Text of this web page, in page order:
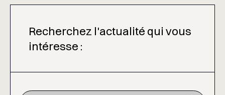
Recherchez l'actualité qui vous
intéresse :